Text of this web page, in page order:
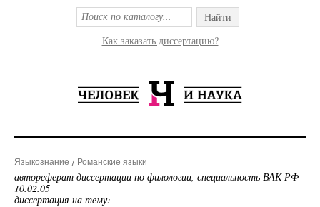
Найти
Как заказать диссертацию?
Языкознание Романские языки
автореферат диссертации по филологии, специальность ВАК РФ
10.02.05
диссертация на тему: